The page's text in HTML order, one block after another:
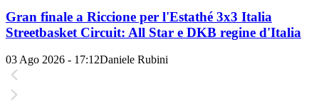
Gran finale a Riccione per l'Estathé 3x3 Italia
Streetbasket Circuit: All Star e DKB regine d'Italia
03 Ago 2026 - 17:12Daniele Rubini